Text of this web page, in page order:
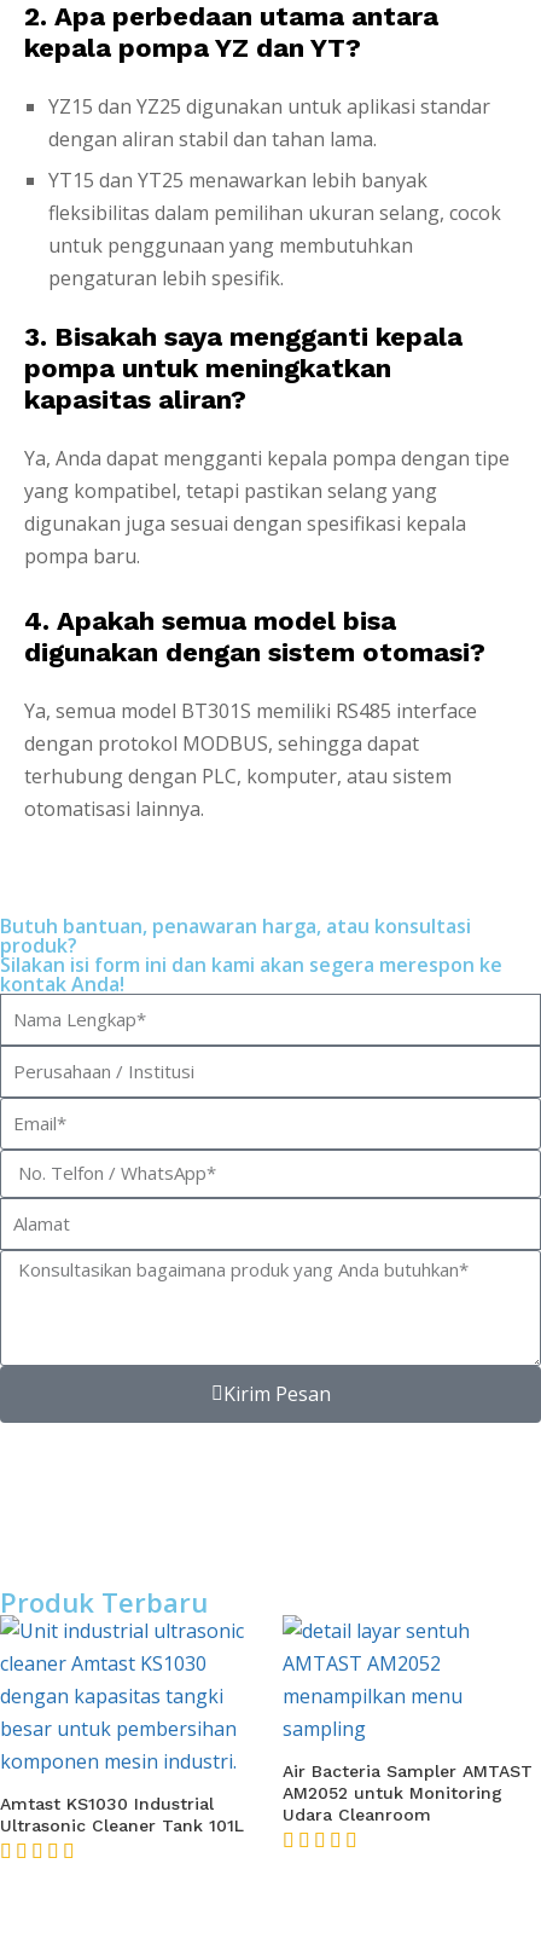
2. Apa perbedaan utama antara
kepala pompa YZ dan YT?
YZ15 dan YZ25 digunakan untuk aplikasi standar
dengan aliran stabil dan tahan lama.
YT15 dan YT25 menawarkan lebih banyak
fleksibilitas dalam pemilihan ukuran selang, cocok
untuk penggunaan yang membutuhkan
pengaturan lebih spesifik.
3. Bisakah saya mengganti kepala
pompa untuk meningkatkan
kapasitas aliran?
Ya, Anda dapat mengganti kepala pompa dengan tipe
yang kompatibel, tetapi pastikan selang yang
digunakan juga sesuai dengan spesifikasi kepala
pompa baru.
4. Apakah semua model bisa
digunakan dengan sistem otomasi?
Ya, semua model BT301S memiliki RS485 interface
dengan protokol MODBUS, sehingga dapat
terhubung dengan PLC, komputer, atau sistem
otomatisasi lainnya.
Butuh bantuan, penawaran harga, atau konsultasi
produk?
Silakan isi form ini dan kami akan segera merespon ke
kontak Anda!
Kirim Pesan
Produk Terbaru
Amtast KS1030 Industrial
Ultrasonic Cleaner Tank 101L
Air Bacteria Sampler AMTAST
AM2052 untuk Monitoring
Udara Cleanroom